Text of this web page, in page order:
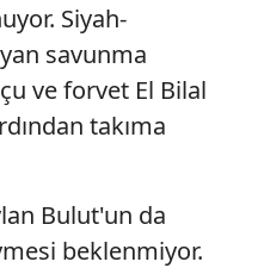
Siyah-
savunma
ve forvet El Bilal
takıma
Bulut'un da
beklenmiyor.